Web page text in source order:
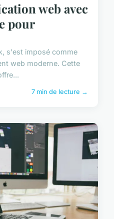
web avec
pour
s'est imposé comme
web moderne. Cette
7 min de lecture →